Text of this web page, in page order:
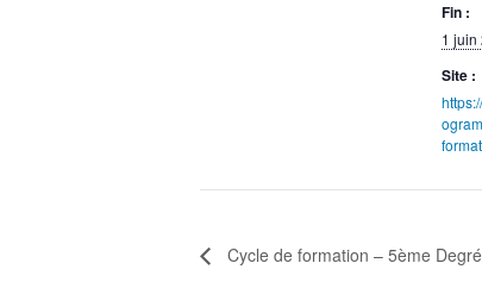
Fin :
1 juin
Site :
Cycle de formation – 5ème